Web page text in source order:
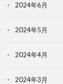
2024年6月
2024年5月
2024年4月
2024年3月